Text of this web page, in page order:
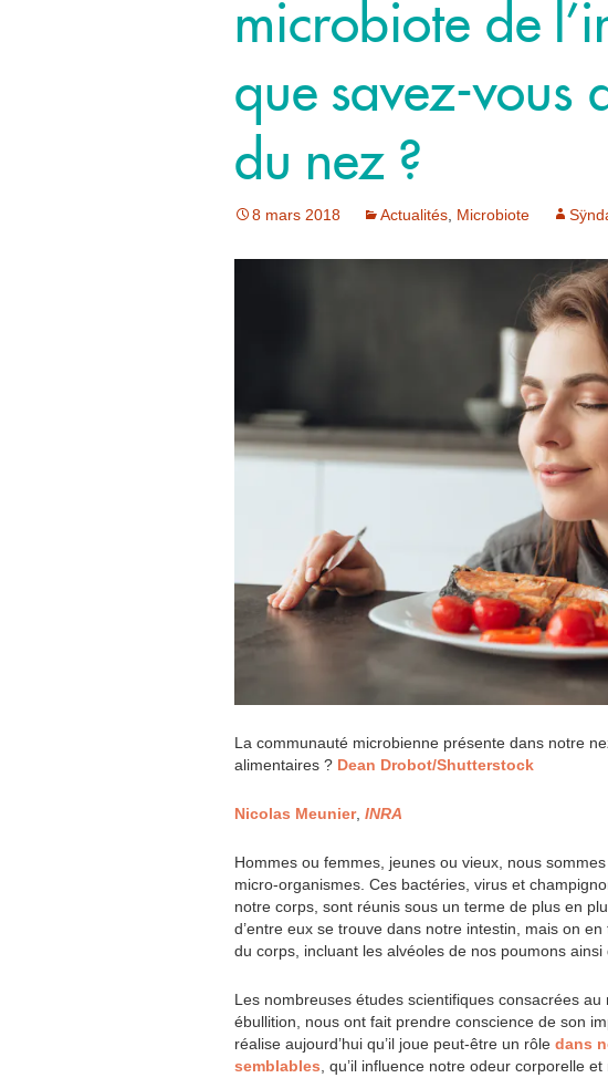
microbiote de
que savez-vous
du nez ?
8 mars 2018 Actualités, Microbiote
La communauté microbienne présente dans notre
alimentaires ? Dean Drobot/Shutterstock
Nicolas Meunier, INRA
Hommes ou femmes, jeunes ou vieux, nous
micro-organismes. Ces bactéries, virus et
notre corps, sont réunis sous un terme de plus en
d’entre eux se trouve dans notre intestin, mais on
du corps, incluant les alvéoles de nos poumons
Les nombreuses études scientifiques consacrées
ébullition, nous ont fait prendre conscience de son
réalise aujourd’hui qu’il joue peut-être un rôle dans
semblables, qu’il influence notre odeur corporelle